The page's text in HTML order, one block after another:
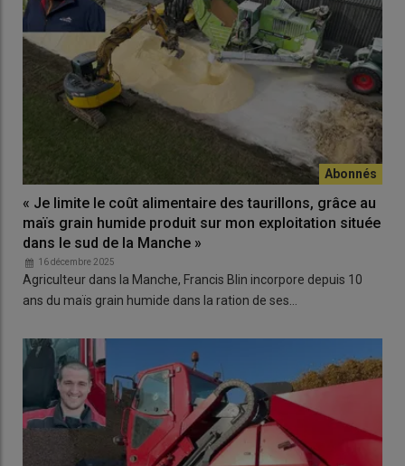
« Je limite le coût alimentaire des taurillons, grâce au
maïs grain humide produit sur mon exploitation située
dans le sud de la Manche »
16 décembre 2025
Agriculteur dans la Manche, Francis Blin incorpore depuis 10
ans du maïs grain humide dans la ration de ses…